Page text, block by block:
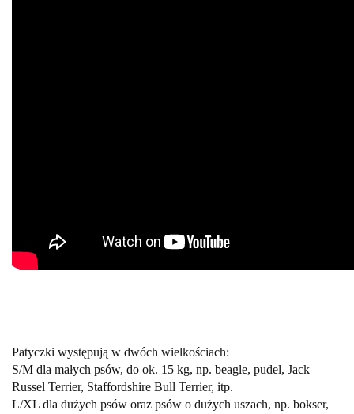
Patyczki występują w dwóch wielkościach:
S/M dla małych psów, do ok. 15 kg, np. beagle, pudel, Jack
Russel Terrier, Staffordshire Bull Terrier, itp.
L/XL dla dużych psów oraz psów o dużych uszach, np. bokser,